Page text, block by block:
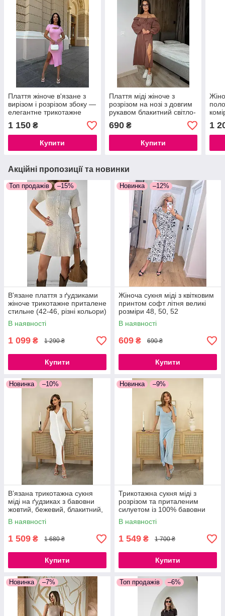
Плаття жіноче в'язане з
вирізом і розрізом збоку —
елегантне трикотажне
плаття міді
1 150 ₴
Купити
Плаття міді жіноче з
розрізом на нозі з довгим
рукавом блакитний світло-
бежевий шоколад
690₴
Купити
1
Акційні пропозиції та новинки
Топ продажів –15%
В'язане плаття з ґудзиками
жіноче трикотажне приталене
стильне (42-46, різні кольори)
В наявності
1 099 ₴ 1 290 ₴
Купити
Новинка –12%
Жіноча сукня міді з квітковим
принтом софт літня великі
розміри 48, 50, 52
В наявності
609 ₴ 690 ₴
Купити
Новинка –10%
В’язана трикотажна сукня
міді на ґудзиках з бавовни
жовтий, бежевий, блакитний,
молочний, червоний,
помаранчевий, кемел
В наявності
1 509 ₴ 1 680 ₴
Купити
Новинка –9%
Трикотажна сукня міді з
розрізом та приталеним
силуетом із 100% бавовни
В наявності
1 549 ₴ 1 700 ₴
Купити
Новинка –7% Топ продажів –6%